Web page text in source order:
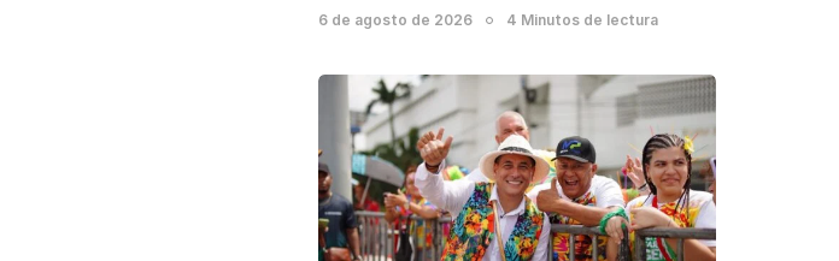
6 de agosto de 2026 4 Minutos de lectura